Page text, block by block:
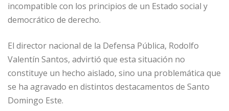
incompatible con los principios de un Estado social y
democrático de derecho.
El director nacional de la Defensa Pública, Rodolfo
Valentín Santos, advirtió que esta situación no
constituye un hecho aislado, sino una problemática que
se ha agravado en distintos destacamentos de Santo
Domingo Este.